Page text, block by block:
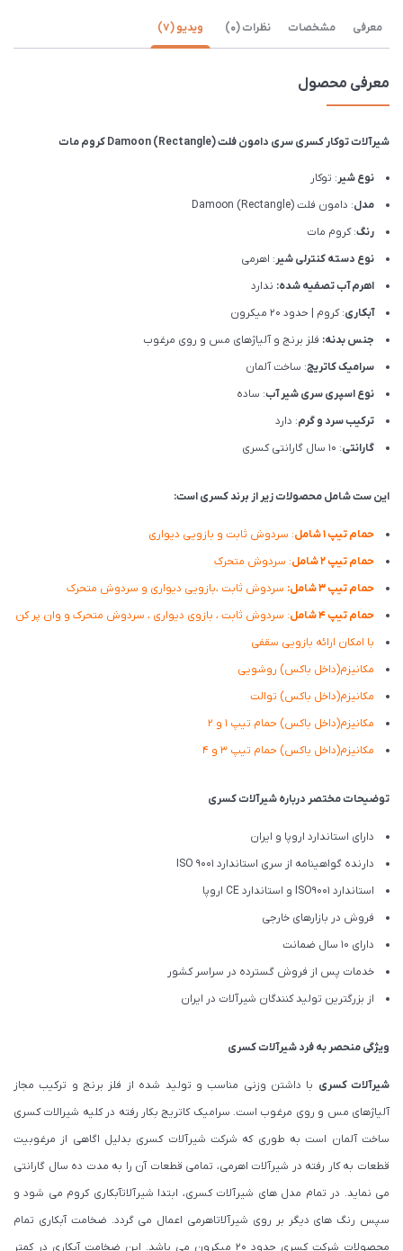
معرفی مشخصات نظرات (0) ویدیو (7)
معرفی محصول
شیرآلات توکار کسری سری دامون فلت Damoon (Rectangle) کروم مات
نوع شیر: توکار
مدل: دامون فلت Damoon (Rectangle)
رنگ: کروم مات
نوع دسته کنترلی شیر: اهرمی
اهرم آب تصفیه شده: ندارد
آبکاری: کروم | حدود 20 میکرون
جنس بدنه: فلز برنج و آلیاژهای مس و روی مرغوب
سرامیک کاتریج: ساخت آلمان
نوع اسپری سری شیر آب: ساده
ترکیب سرد و گرم: دارد
گارانتی: 10 سال گارانتی کسری
این ست شامل محصولات زیر از برند کسری است:
حمام تیپ ۱ شامل
: سردوش ثابت و بازویی دیواری
حمام تیپ ۲ شامل
: سردوش متحرک
حمام تیپ ۳ شامل:
سردوش ثابت ،بازویی دیواری و سردوش متحرک
حمام تیپ ۴ شامل
: سردوش ثابت ، بازوی دیواری ، سردوش متحرک و وان پر کن
با امکان ارائه بازویی سقفی
مکانیزم(داخل باکس) روشویی
مکانیزم(داخل باکس) توالت
مکانیزم(داخل باکس) حمام تیپ ۱ و ۲
مکانیزم(داخل باکس) حمام تیپ ۳ و ۴
توضیحات مختصر درباره شیرآلات کسری
دارای استاندارد اروپا و ایران
دارنده گواهینامه از سری استاندارد ISO 9001
استاندارد ISO9001 و استاندارد CE اروپا
فروش در بازارهای خارجی
دارای 10 سال ضمانت
خدمات پس از فروش گسترده در سراسر کشور
از بزرگترین تولید کنندگان شیرآلات در ایران
ویژگی منحصر به فرد شیرآلات کسری
شیرآلات کسری با داشتن وزنی مناسب و تولید شده از فلز برنج و ترکیب مجاز
آلیاژهای مس و روی مرغوب است. سرامیک کاتریج بکار رفته در کلیه شیرالات کسری
ساخت آلمان است به طوری که شرکت شیرآلات کسری بدلیل اگاهی از مرغوبیت
قطعات به کار رفته در شیرآلات اهرمی، تمامی قطعات آن را به مدت ده سال گارانتی
می نماید. در تمام مدل های شیرآلات کسری، ابتدا شیرآلاتآبکاری کروم می شود و
سپس رنگ های دیگر بر روی شیرآلاتاهرمی اعمال می گردد. ضخامت آبکاری تمام
محصولات شرکت کسری حدود ۲۰ میکرون می باشد. این ضخامت آبکاری در کمتر